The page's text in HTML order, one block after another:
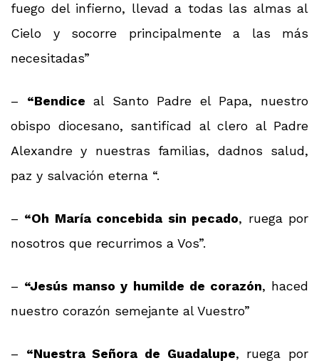
fuego del infierno, llevad a todas las almas al
Cielo y socorre principalmente a las más
necesitadas”
– “Bendice al Santo Padre el Papa, nuestro
obispo diocesano, santificad al clero al Padre
Alexandre y nuestras familias, dadnos salud,
paz y salvación eterna “.
– “Oh María concebida sin pecado, ruega por
nosotros que recurrimos a Vos”.
– “Jesús manso y humilde de corazón, haced
nuestro corazón semejante al Vuestro”
– “Nuestra Señora de Guadalupe, ruega por